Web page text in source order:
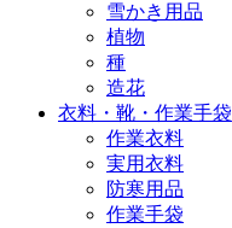
雪かき用品
植物
種
造花
衣料・靴・作業手袋
作業衣料
実用衣料
防寒用品
作業手袋